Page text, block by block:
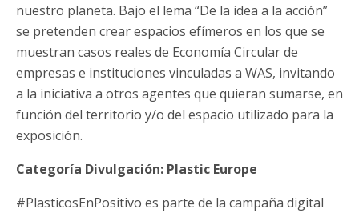
nuestro planeta. Bajo el lema “De la idea a la acción”
se pretenden crear espacios efímeros en los que se
muestran casos reales de Economía Circular de
empresas e instituciones vinculadas a WAS, invitando
a la iniciativa a otros agentes que quieran sumarse, en
función del territorio y/o del espacio utilizado para la
exposición.
Categoría Divulgación: Plastic Europe
#PlasticosEnPositivo es parte de la campaña digital